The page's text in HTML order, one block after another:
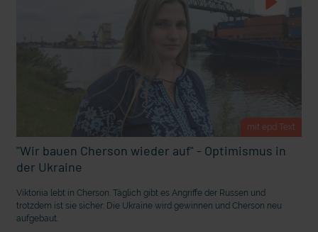
Ein Bauernhof als Klassenzimmer
mit epd Text
"Wir bauen Cherson wieder auf" - Optimismus in
der Ukraine
Viktoriia lebt in Cherson. Täglich gibt es Angriffe der Russen und
trotzdem ist sie sicher: Die Ukraine wird gewinnen und Cherson neu
aufgebaut.